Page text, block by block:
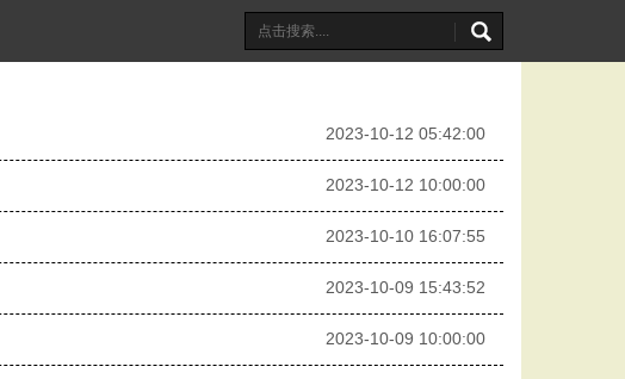
2023-10-12 05:42:00
2023-10-12 10:00:00
2023-10-10 16:07:55
2023-10-09 15:43:52
2023-10-09 10:00:00